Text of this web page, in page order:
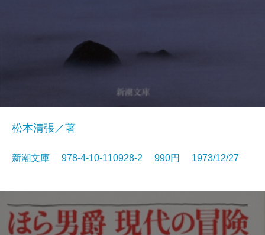
松本清張／著
新潮文庫 978-4-10-110928-2 990円 1973/12/27